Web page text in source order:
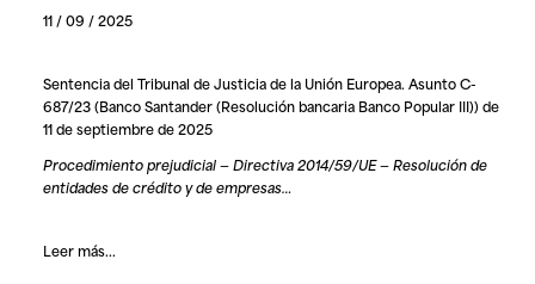
11 / 09 / 2025
Sentencia del Tribunal de Justicia de la Unión Europea. Asunto C-
687/23 (Banco Santander (Resolución bancaria Banco Popular III)) de
11 de septiembre de 2025
Procedimiento prejudicial — Directiva 2014/59/UE — Resolución de
entidades de crédito y de empresas…
Leer más...